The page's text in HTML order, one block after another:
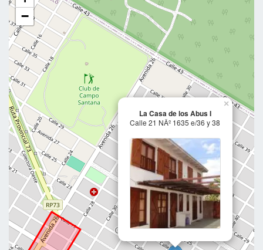
La Casa de los Abus I
Calle 21 NÂº 1635 e/36 y 38
×
−